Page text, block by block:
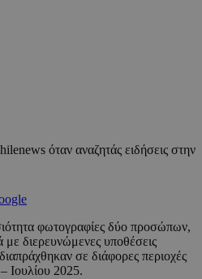
όταν αναζητάς ειδήσεις στην
φωτογραφίες δύο προσώπων,
με διερευνώμενες υποθέσεις
σε διάφορες περιοχές
Ιουλίου 2025.